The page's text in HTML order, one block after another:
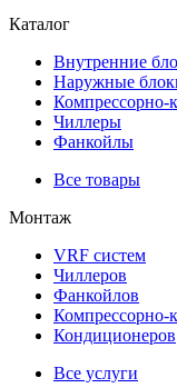
Каталог
Внутренние
Наружные
Компрессорно-
Чиллеры
Фанкойлы
Все товары
Монтаж
VRF систем
Чиллеров
Фанкойлов
Компрессорно-
Кондиционеров
Все услуги